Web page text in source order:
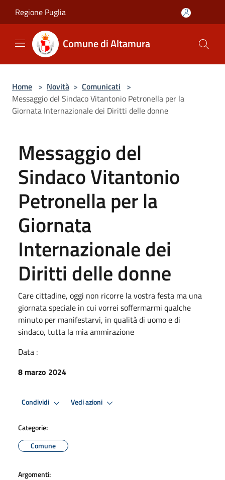
Regione Puglia
Comune di Altamura
Home > Novità > Comunicati >
Messaggio del Sindaco Vitantonio Petronella per la
Giornata Internazionale dei Diritti delle donne
Messaggio del
Sindaco Vitantonio
Petronella per la
Giornata
Internazionale dei
Diritti delle donne
Care cittadine, oggi non ricorre la vostra festa ma una
giornata speciale in cui vorrei soffermarmi qualche
minuto per manifestarvi, in qualità di uomo e di
sindaco, tutta la mia ammirazione
Data :
8 marzo 2024
Condividi Vedi azioni
Categorie:
Comune
Argomenti: